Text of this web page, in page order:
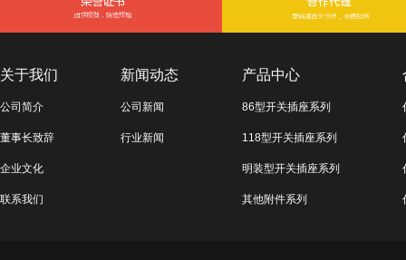
关于我们
公司简介
董事长致辞
企业文化
联系我们
新闻动态
公司新闻
行业新闻
产品中心
86型开关插座系列
118型开关插座系列
明装型开关插座系列
其他附件系列